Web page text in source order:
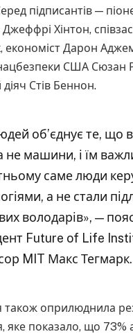
підписантів —
Хінтон,
економіст Дарон
США Сюзан
Стів Беннон.
об’єднує те, що
не машини, і їм
саме люди
а не стали
володарів», —
Future of Life
MIT Макс Тегмарк.
також оприлюднила
яке показало, що 73%